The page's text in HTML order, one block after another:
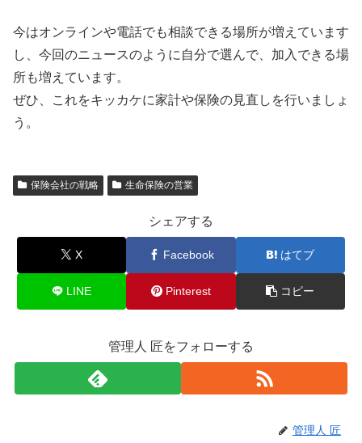
今はオンラインや電話でも相談できる場所が増えています
し、今回のニュースのように自分で選んで、加入できる場
所も増えています。
ぜひ、これをキッカケに家計や保険の見直しを行いましょ
う。
保険会社の戦略 生命保険の営業
シェアする
X Facebook はてブ
LINE Pinterest コピー
管理人 匠をフォローする
管理人 匠